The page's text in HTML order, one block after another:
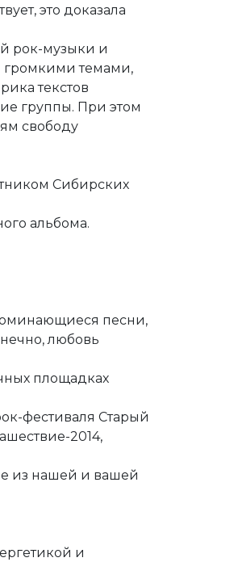
это доказала
рок-музыки и
темами,
текстов
группы. При этом
свободу
Сибирских
альбома.
песни,
любовь
площадках
фестиваля Старый
2014,
из нашей и вашей
и